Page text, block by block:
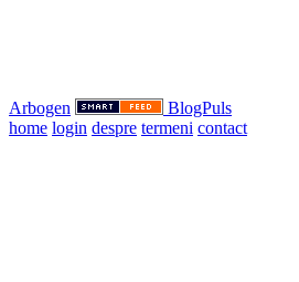
Arbogen
BlogPuls
home login despre termeni contact